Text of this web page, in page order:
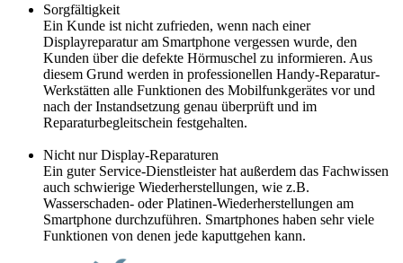
Sorgfältigkeit
Ein Kunde ist nicht zufrieden, wenn nach einer
Displayreparatur am Smartphone vergessen wurde, den
Kunden über die defekte Hörmuschel zu informieren. Aus
diesem Grund werden in professionellen Handy-Reparatur-
Werkstätten alle Funktionen des Mobilfunkgerätes vor und
nach der Instandsetzung genau überprüft und im
Reparaturbegleitschein festgehalten.
Nicht nur Display-Reparaturen
Ein guter Service-Dienstleister hat außerdem das Fachwissen
auch schwierige Wiederherstellungen, wie z.B.
Wasserschaden- oder Platinen-Wiederherstellungen am
Smartphone durchzuführen. Smartphones haben sehr viele
Funktionen von denen jede kaputtgehen kann.